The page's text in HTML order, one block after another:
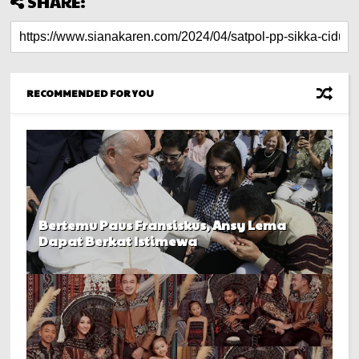
RECOMMENDED FOR YOU
Bertemu Paus Fransiskus, Ansy Lema
Dapat Berkat Istimewa